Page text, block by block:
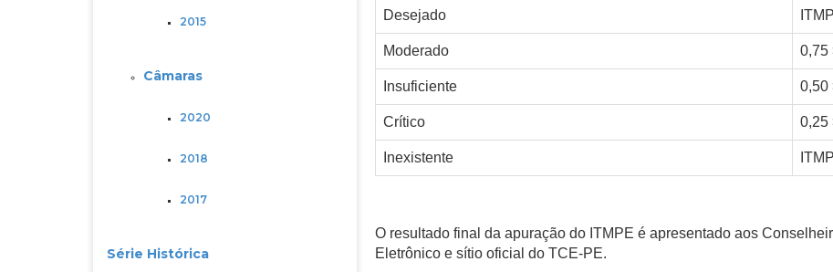
2015
Câmaras
2020
2018
2017
Série Histórica
Desejado
Moderado 0,75
Insuficiente 0,50
Crítico 0,25
Inexistente
O resultado final da apuração do ITMPE é apresentado aos
Eletrônico e sítio oficial do TCE-PE.